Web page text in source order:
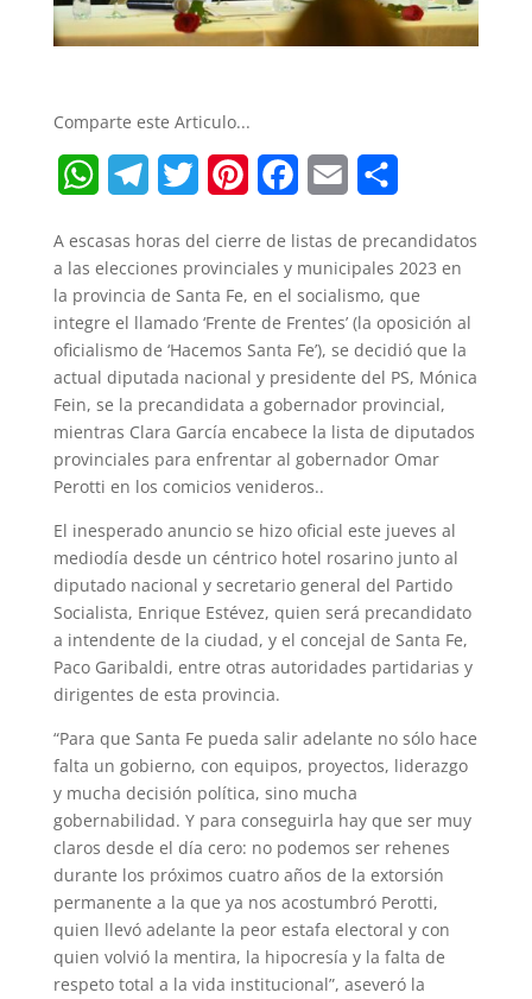
Comparte este Articulo...
W
a
t
s
A
p
p
l
e
g
r
a
m
i
t
e
r
n
t
e
r
e
s
t
c
e
b
o
o
k
a
i
a
r
e
A escasas horas del cierre de listas de precandidatos
a las elecciones provinciales y municipales 2023 en
la provincia de Santa Fe, en el socialismo, que
integre el llamado ‘Frente de Frentes’ (la oposición al
oficialismo de ‘Hacemos Santa Fe’), se decidió que la
actual diputada nacional y presidente del PS, Mónica
Fein, se la precandidata a gobernador provincial,
mientras Clara García encabece la lista de diputados
provinciales para enfrentar al gobernador Omar
Perotti en los comicios venideros..
El inesperado anuncio se hizo oficial este jueves al
mediodía desde un céntrico hotel rosarino junto al
diputado nacional y secretario general del Partido
Socialista, Enrique Estévez, quien será precandidato
a intendente de la ciudad, y el concejal de Santa Fe,
Paco Garibaldi, entre otras autoridades partidarias y
dirigentes de esta provincia.
“Para que Santa Fe pueda salir adelante no sólo hace
falta un gobierno, con equipos, proyectos, liderazgo
y mucha decisión política, sino mucha
gobernabilidad. Y para conseguirla hay que ser muy
claros desde el día cero: no podemos ser rehenes
durante los próximos cuatro años de la extorsión
permanente a la que ya nos acostumbró Perotti,
quien llevó adelante la peor estafa electoral y con
quien volvió la mentira, la hipocresía y la falta de
respeto total a la vida institucional”, aseveró la